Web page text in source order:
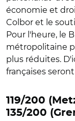
économie et
Colbor et le
Pour l'heure, le
métropolitaine
plus réduites.
françaises
119/200
135/200